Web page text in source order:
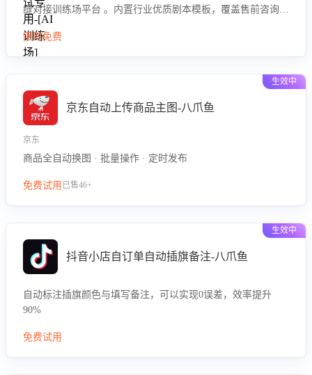
缝对接训练场平台 。内置行业优质剧本模板，覆盖售前咨询、
售后处理等全场景，消除复杂部署流程，节省90%的初始化时
间，助力企业快速启动智能客服训练
限时免费
生效中
京东自动上传商品主图-八爪鱼
京东
商品全自动换图 · 批量操作 · 定时发布
免费试用 已售46+
生效中
抖音小店自订单自动插旗备注-八爪鱼
自动标注插旗颜色与填写备注，可以实现0误差，效率提升
90%
免费试用